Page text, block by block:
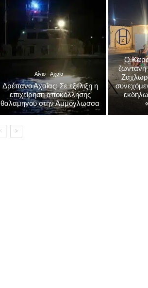
Αίγιο - Αχαΐα
Δρέπανο Αχαΐας: Σε εξέλιξη η
θαλαμηγού στην Αμμόγλωσσα
Ο
ζωντανή